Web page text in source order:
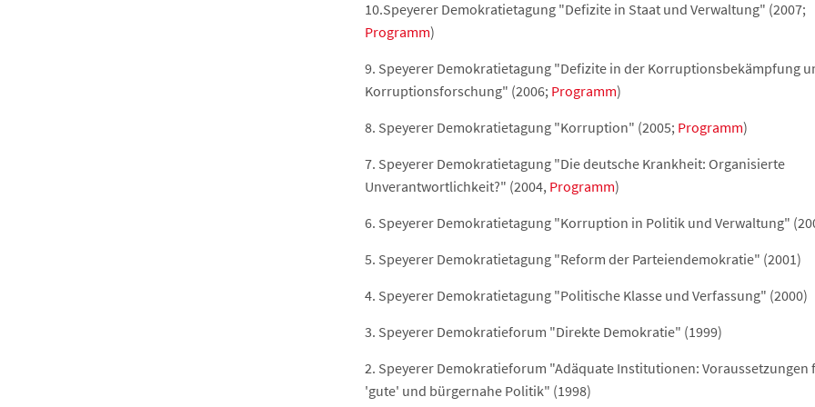
10.Speyerer Demokratietagung "Defizite in Staat und Verwaltung" (2007;
Programm)
9. Speyerer Demokratietagung "Defizite in der Korruptionsbekämpfung
Korruptionsforschung" (2006; Programm)
8. Speyerer Demokratietagung "Korruption" (2005; Programm)
7. Speyerer Demokratietagung "Die deutsche Krankheit: Organisierte
Unverantwortlichkeit?" (2004, Programm)
6. Speyerer Demokratietagung "Korruption in Politik und Verwaltung"
5. Speyerer Demokratietagung "Reform der Parteiendemokratie" (2001)
4. Speyerer Demokratietagung "Politische Klasse und Verfassung" (2000)
3. Speyerer Demokratieforum "Direkte Demokratie" (1999)
2. Speyerer Demokratieforum "Adäquate Institutionen: Voraussetzungen
'gute' und bürgernahe Politik" (1998)